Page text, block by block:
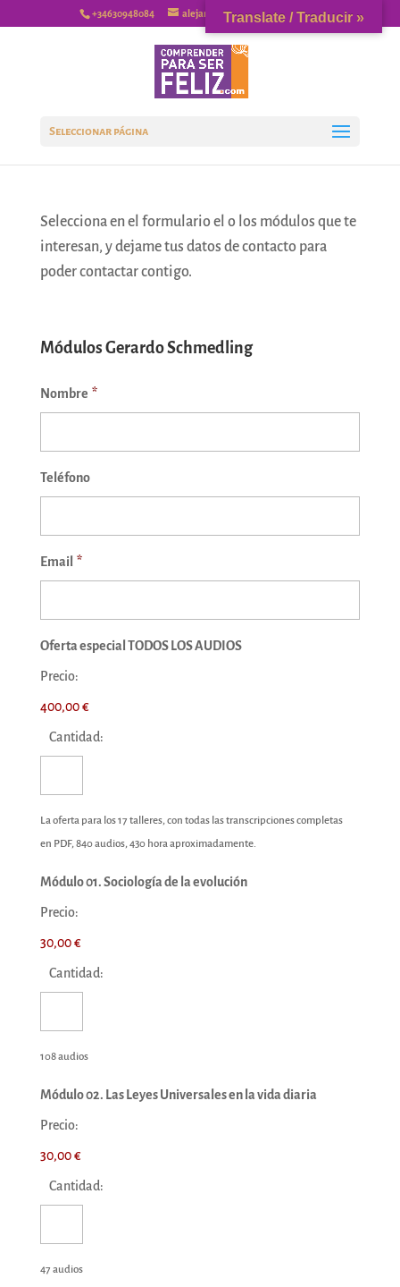
+34630948084 alejandrovaquerizo@gmail.com
Seleccionar página
Selecciona en el formulario el o los módulos que te
interesan, y dejame tus datos de contacto para
poder contactar contigo.
Módulos Gerardo Schmedling
Nombre *
Teléfono
Email *
Oferta especial TODOS LOS AUDIOS
Precio:
400,00 €
Cantidad:
La oferta para los 17 talleres, con todas las transcripciones completas
en PDF, 840 audios, 430 hora aproximadamente.
Módulo 01. Sociología de la evolución
Precio:
30,00 €
Cantidad:
108 audios
Módulo 02. Las Leyes Universales en la vida diaria
Precio:
30,00 €
Cantidad:
47 audios
Translate / Traducir »